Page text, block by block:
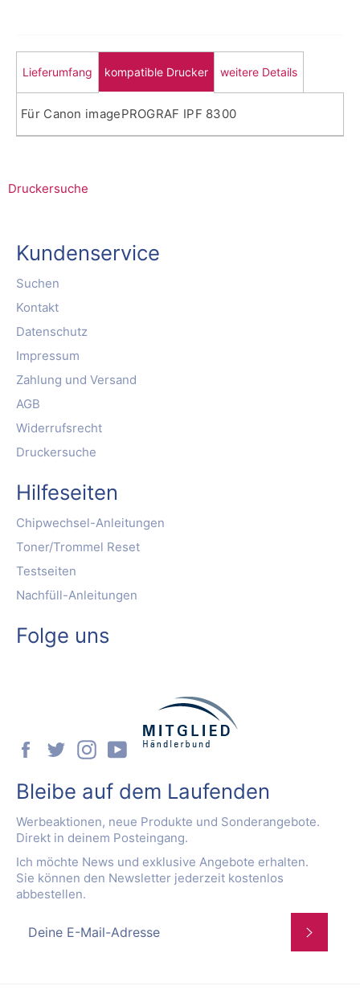
Lieferumfang kompatible Drucker weitere Details
Für Canon imagePROGRAF IPF 8300
Druckersuche
Kundenservice
Suchen
Kontakt
Datenschutz
Impressum
Zahlung und Versand
AGB
Widerrufsrecht
Druckersuche
Hilfeseiten
Chipwechsel-Anleitungen
Toner/Trommel Reset
Testseiten
Nachfüll-Anleitungen
Folge uns
FacebookTwitterInstagramYouTube
Bleibe auf dem Laufenden
Werbeaktionen, neue Produkte und Sonderangebote.
Direkt in deinem Posteingang.
Ich möchte News und exklusive Angebote erhalten.
Sie können den Newsletter jederzeit kostenlos
abbestellen.